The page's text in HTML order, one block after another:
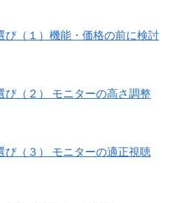
び（１）機能・価格の前に検討
び（２） モニターの高さ調整
び（３） モニターの適正視聴